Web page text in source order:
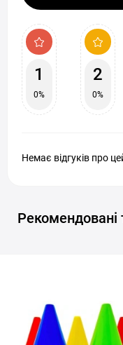
1
0%
2
0%
Немає відгуків про
Рекомендовані